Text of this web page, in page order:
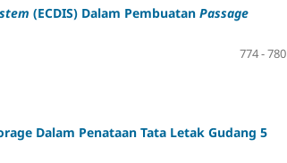
(ECDIS) Dalam Pembuatan Passage
774 - 780
Dalam Penataan Tata Letak Gudang 5